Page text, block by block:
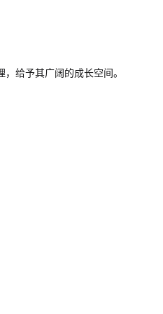
给予其广阔的成长空间。